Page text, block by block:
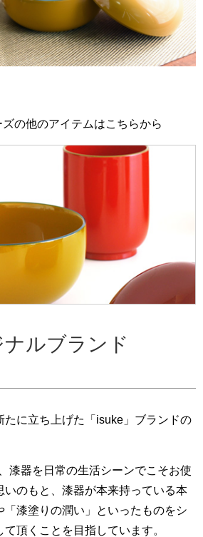
の他のアイテムはこちらから
ルブランド
たに立ち上げた「isuke」ブランドの
漆器を日常の生活シーンでこそお使
いのもと、漆器が本来持っている本
「漆塗りの潤い」といったものをシ
頂くことを目指しています。